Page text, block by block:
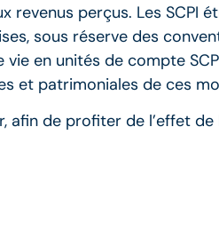
perçus. Les SCPI
sous réserve des
vie en unités de compte
et patrimoniales de ces
afin de profiter de l’effet